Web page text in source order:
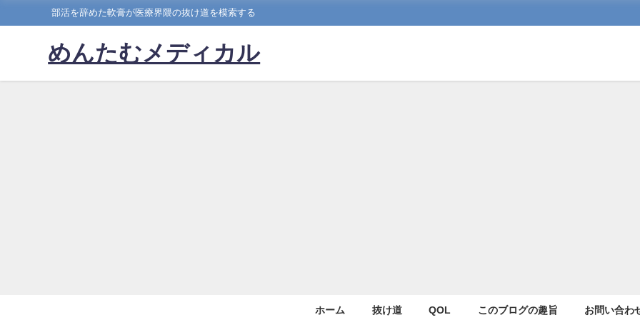
部活を辞めた軟膏が医療界隈の抜け道を模索する
めんたむメディカル
ホーム 抜け道 QOL このブログの趣旨 お問い合わ